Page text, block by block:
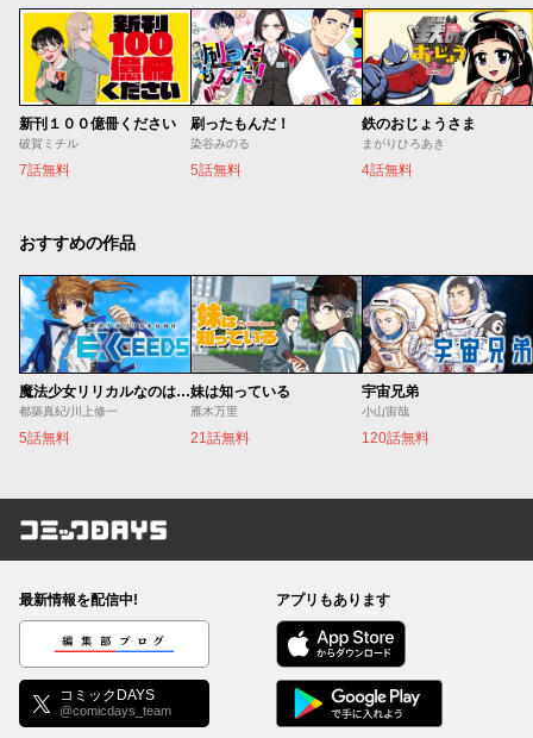
新刊１００億冊ください
破賀ミチル
7話無料
刷ったもんだ！
染谷みのる
5話無料
鉄のおじょうさま
まがりひろあき
4話無料
おすすめの作品
魔法少女リリカルなのは EXCEEDS
都築真紀/川上修一
5話無料
妹は知っている
雁木万里
21話無料
宇宙兄弟
小山宙哉
120話無料
コミックDAYS
最新情報を配信中!
編集部ブログ
コミックDAYS
@comicdays_team
アプリもあります